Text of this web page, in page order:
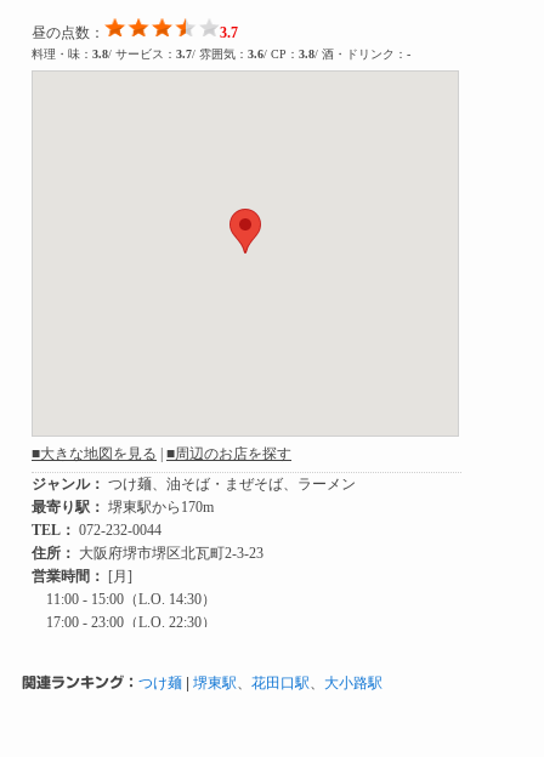
関連ランキング： つけ麺| 堺東駅、 花田口駅、 大小路駅